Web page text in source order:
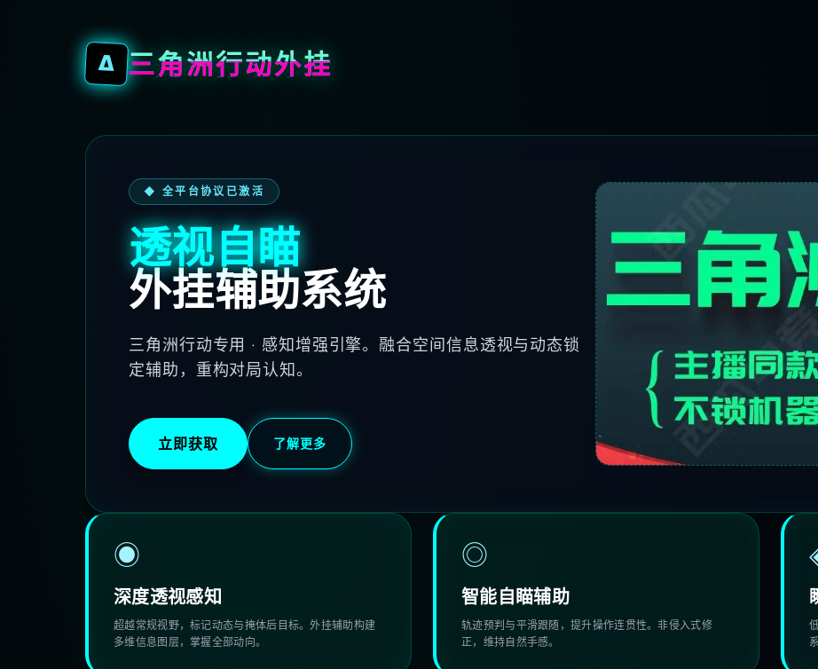
Δ 三角洲行动外挂
◆ 全平台协议已激活
透视自瞄
外挂辅助系统
三角洲行动专用 · 感知增强引擎。融合空间信息透视与动态锁
定辅助，重构对局认知。
立即获取 了解更多
核心功能
◉
深度透视感知
超越常规视野，标记动态与掩体后目标。外挂辅助构建
多维信息图层，掌握全部动向。
◎
智能自瞄辅助
轨迹预判与平滑跟随，提升操作连贯性。非侵入式修
正，维持自然手感。